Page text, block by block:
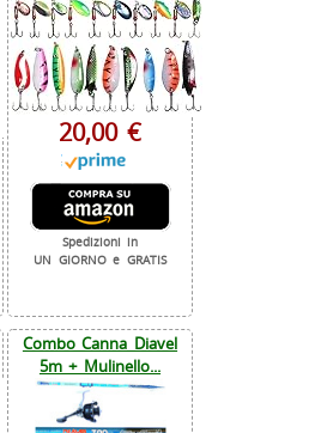
20,00 €
Spedizioni in
UN GIORNO e GRATIS
Combo Canna Diavel
5m + Mulinello...